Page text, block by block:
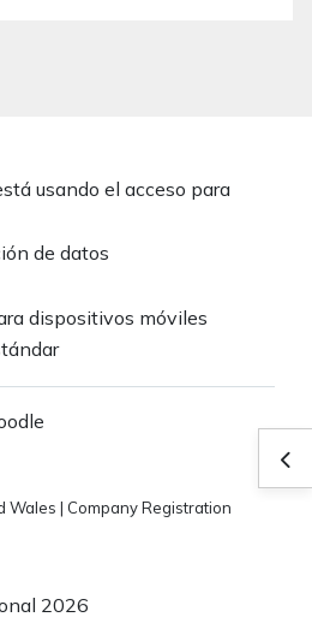
usando el acceso para
de datos
dispositivos móviles
Wales | Company Registration
2026